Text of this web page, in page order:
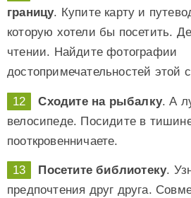
границу. Купите карту и
которую хотели бы посетить.
чтении. Найдите фотографии
достопримечательностей этой
Сходите на рыбалку. А
велосипеде. Посидите в
пооткровенничаете.
Посетите библиотеку.
предпочтения друг друга.